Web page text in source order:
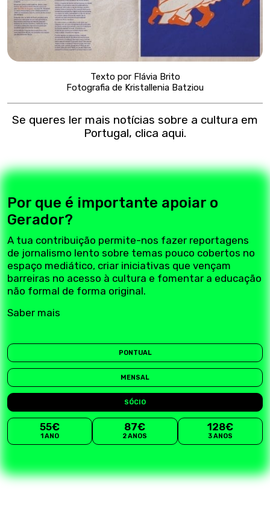
Texto por Flávia Brito
Fotografia de Kristallenia Batziou
Se queres ler mais notícias sobre a cultura em
Portugal, clica aqui.
Por que é importante apoiar o
Gerador?
A tua contribuição permite-nos fazer reportagens
de jornalismo lento sobre temas pouco cobertos no
espaço mediático, criar iniciativas que vençam
barreiras no acesso à cultura e fomentar a educação
não formal de forma original.
Saber mais
PONTUAL
MENSAL
SÓCIO
55€
1 ANO
87€
2 ANOS
128€
3 ANOS